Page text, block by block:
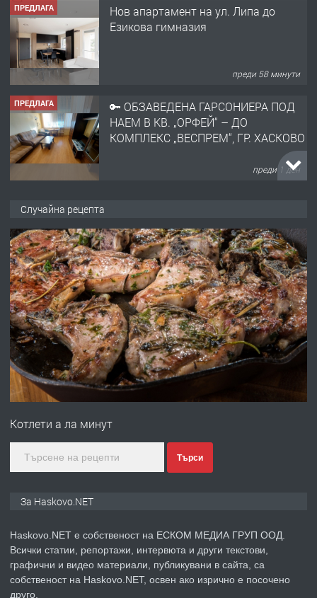
ПРЕДЛАГА
Нов апартамент на ул. Липа до
Езикова гимназия
преди 58 минути
ПРЕДЛАГА
🔑 ОБЗАВЕДЕНА ГАРСОНИЕРА ПОД
НАЕМ В КВ. „ОРФЕЙ“ – ДО
КОМПЛЕКС „ВЕСПРЕМ“, ГР. ХАСКОВО
преди 1 ден
АПАРТАМЕНТ В ЦЕНТЪРА НА ГР.
ХАСКОВО
преди 2 дни
ПРЕДЛАГА Давам гараж под наем
преди 2 дни
ПРЕДЛАГА
№4120 Магазин/Офис под наем в кв.
градската градина!
преди 3 дни
ПРЕДЛАГА
Продавам парцел в гр. Хасково кв.
Случайна рецепта
Котлети а ла минут
Търси
За Haskovo.NET
Haskovo.NET е собственост на ЕСКОМ МЕДИА ГРУП ООД.
Всички статии, репортажи, интервюта и други текстови,
графични и видео материали, публикувани в сайта, са
собственост на Haskovo.NET, освен ако изрично е посочено
друго.